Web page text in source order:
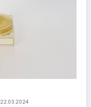
22.03.2024